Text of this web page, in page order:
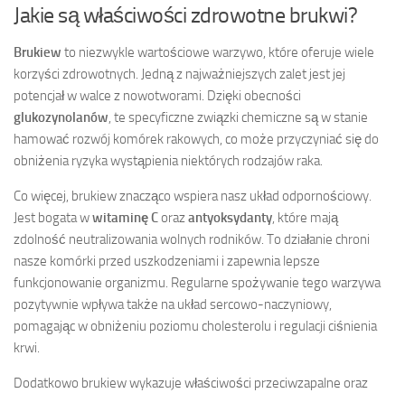
Jakie są właściwości zdrowotne brukwi?
Brukiew to niezwykle wartościowe warzywo, które oferuje wiele
korzyści zdrowotnych. Jedną z najważniejszych zalet jest jej
potencjał w walce z nowotworami. Dzięki obecności
glukozynolanów, te specyficzne związki chemiczne są w stanie
hamować rozwój komórek rakowych, co może przyczyniać się do
obniżenia ryzyka wystąpienia niektórych rodzajów raka.
Co więcej, brukiew znacząco wspiera nasz układ odpornościowy.
Jest bogata wwitaminę Corazantyoksydanty, które mają
zdolność neutralizowania wolnych rodników. To działanie chroni
nasze komórki przed uszkodzeniami i zapewnia lepsze
funkcjonowanie organizmu. Regularne spożywanie tego warzywa
pozytywnie wpływa także na układ sercowo-naczyniowy,
pomagając w obniżeniu poziomu cholesterolu i regulacji ciśnienia
krwi.
Dodatkowo brukiew wykazuje właściwości przeciwzapalne oraz